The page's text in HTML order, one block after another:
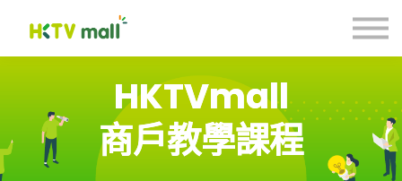
數碼引流合作計劃
聯絡我們
註冊 Register
登入 Login
HKTVmall
商戶教學課程